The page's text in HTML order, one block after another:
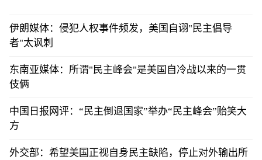
伊朗媒体：侵犯人权事件频发，美国自诩"民主倡导
者"太讽刺
东南亚媒体：所谓"民主峰会"是美国自冷战以来的一贯
伎俩
中国日报网评：“民主倒退国家”举办“民主峰会”贻笑大
方
外交部：希望美国正视自身民主缺陷，停止对外输出所